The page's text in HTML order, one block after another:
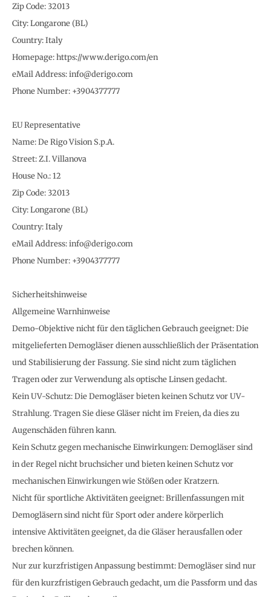
Zip Code: 32013
City: Longarone (BL)
Country: Italy
Homepage: https://www.derigo.com/en
eMail Address: info@derigo.com
Phone Number: +3904377777
EU Representative
Name: De Rigo Vision S.p.A.
Street: Z.I. Villanova
House No.: 12
Zip Code: 32013
City: Longarone (BL)
Country: Italy
eMail Address: info@derigo.com
Phone Number: +3904377777
Sicherheitshinweise
Allgemeine Warnhinweise
Demo-Objektive nicht für den täglichen Gebrauch geeignet: Die
mitgelieferten Demogläser dienen ausschließlich der Präsentation
und Stabilisierung der Fassung. Sie sind nicht zum täglichen
Tragen oder zur Verwendung als optische Linsen gedacht.
Kein UV-Schutz: Die Demogläser bieten keinen Schutz vor UV-
Strahlung. Tragen Sie diese Gläser nicht im Freien, da dies zu
Augenschäden führen kann.
Kein Schutz gegen mechanische Einwirkungen: Demogläser sind
in der Regel nicht bruchsicher und bieten keinen Schutz vor
mechanischen Einwirkungen wie Stößen oder Kratzern.
Nicht für sportliche Aktivitäten geeignet: Brillenfassungen mit
Demogläsern sind nicht für Sport oder andere körperlich
intensive Aktivitäten geeignet, da die Gläser herausfallen oder
brechen können.
Nur zur kurzfristigen Anpassung bestimmt: Demogläser sind nur
für den kurzfristigen Gebrauch gedacht, um die Passform und das